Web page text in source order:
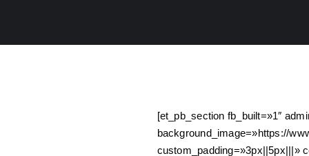
[et_pb_section fb_built=»1″
background_image=»https://
custom_padding=»3px||5px|||»